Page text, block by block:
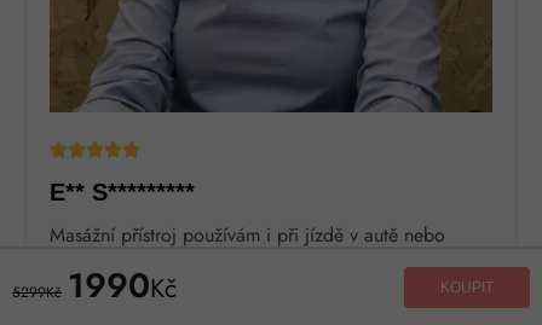

E** S*********
Masážní přístroj používám i při jízdě v autě nebo
5299Kč 1990Kč KOUPIT